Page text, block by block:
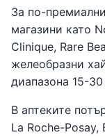
За по-
магазини като
Clinique, Rare
желеобразни
диапазона 15-
В аптеките
La Roche-Posay,